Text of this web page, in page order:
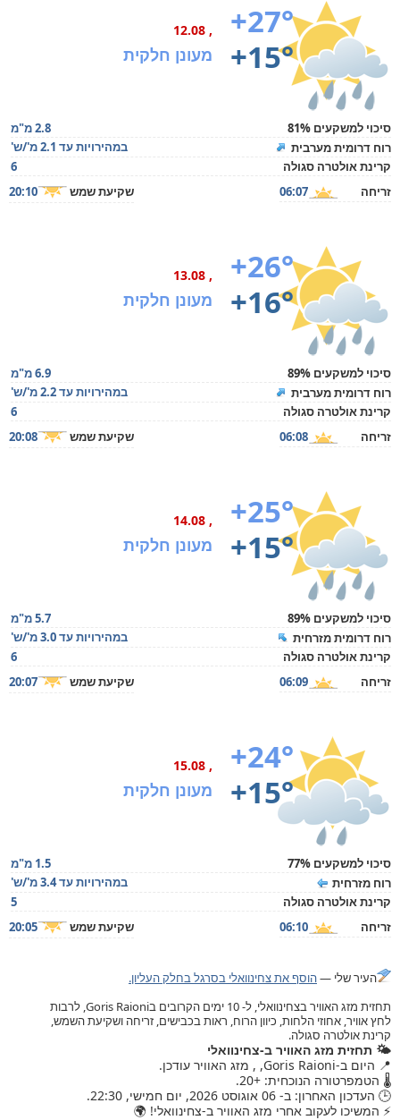
+27°
+15°
, 12.08
מעונן חלקית
סיכוי למשקעים 81%
2.8 מ"מ
רוח דרומית מערבית
במהירויות עד 2.1 מ'/ש'
קרינת אולטרה סגולה
6
זריחה
06:07 שקיעת שמש 20:10
+26°
+16°
, 13.08
מעונן חלקית
סיכוי למשקעים 89%
6.9 מ"מ
רוח דרומית מערבית
במהירויות עד 2.2 מ'/ש'
קרינת אולטרה סגולה
6
זריחה
06:08 שקיעת שמש 20:08
+25°
+15°
, 14.08
מעונן חלקית
סיכוי למשקעים 89%
5.7 מ"מ
רוח דרומית מזרחית
במהירויות עד 3.0 מ'/ש'
קרינת אולטרה סגולה
6
זריחה
06:09 שקיעת שמש 20:07
+24°
+15°
, 15.08
מעונן חלקית
סיכוי למשקעים 77%
1.5 מ"מ
רוח מזרחית
במהירויות עד 3.4 מ'/ש'
קרינת אולטרה סגולה
5
זריחה
06:10 שקיעת שמש 20:05
העיר שלי —הוסף את צחינוואלי בסרגל בחלק העליון.
תחזית מזג האוויר בצחינוואלי, ל- 10 ימים הקרובים בGoris Raioni, לרבות
לחץ אוויר, אחוזי הלחות, כיוון הרוח, ראות בכבישים, זריחה ושקיעת השמש,
קרינת אולטרה סגולה.
🌤️ תחזית מזג האוויר ב-צחינוואלי
📍 היום ב-Goris Raioni, , מזג האוויר עודכן.
🌡️ הטמפרטורה הנוכחית: +20.
🕒 העדכון האחרון: ב- 06 אוגוסט 2026, יום חמישי, 22:30.
⚡ המשיכו לעקוב אחרי מזג האוויר ב-צחינוואלי! 🌍